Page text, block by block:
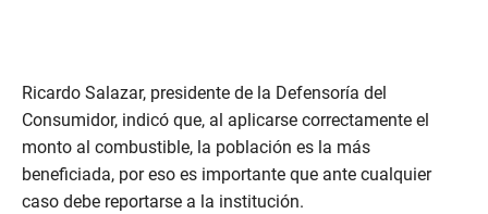
Ricardo Salazar, presidente de la Defensoría del
Consumidor, indicó que, al aplicarse correctamente el
monto al combustible, la población es la más
beneficiada, por eso es importante que ante cualquier
caso debe reportarse a la institución.